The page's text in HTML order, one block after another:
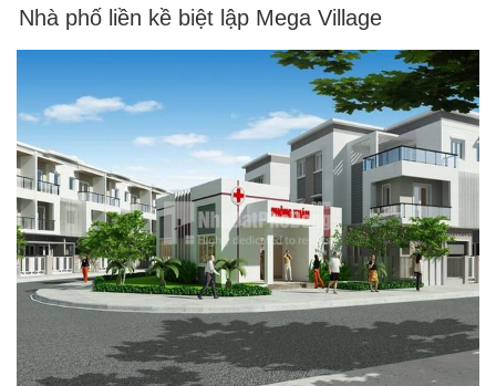
Nhà phố liền kề biệt lập Mega Village